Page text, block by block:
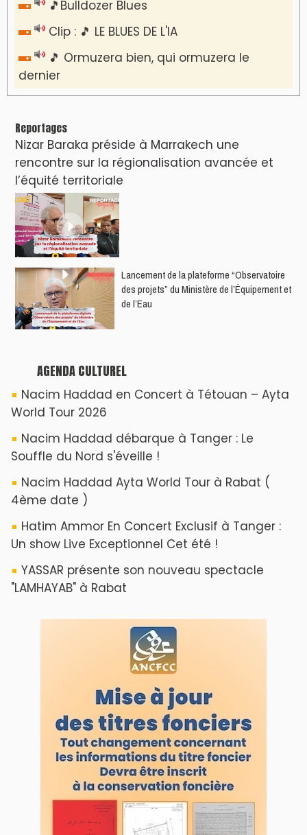
🎵Bulldozer Blues
Clip : 🎵 LE BLUES DE L'IA
🎵 Ormuzera bien, qui ormuzera le
dernier
Reportages
Nizar Baraka préside à Marrakech une
rencontre sur la régionalisation avancée et
l’équité territoriale
​Lancement de la plateforme “Observatoire
des projets” du Ministère de l’Équipement et
de l’Eau
AGENDA CULTUREL
Nacim Haddad en Concert à Tétouan – Ayta
World Tour 2026
Nacim Haddad débarque à Tanger : Le
Souffle du Nord s'éveille !
Nacim Haddad Ayta World Tour à Rabat (
4ème date )
Hatim Ammor En Concert Exclusif à Tanger :
Un show Live Exceptionnel Cet été !
YASSAR présente son nouveau spectacle
"LAMHAYAB" à Rabat